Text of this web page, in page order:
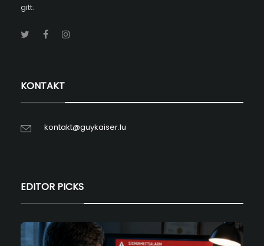
gitt.
KONTAKT
kontakt@guykaiser.lu
EDITOR PICKS